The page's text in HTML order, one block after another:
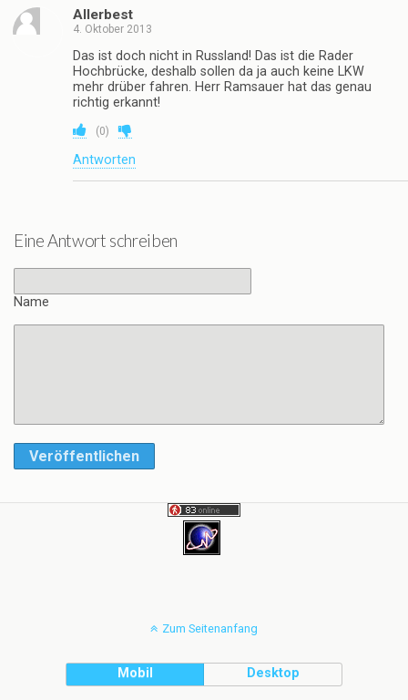
Allerbest
4. Oktober 2013
Das ist doch nicht in Russland! Das ist die Rader
Hochbrücke, deshalb sollen da ja auch keine LKW
mehr drüber fahren. Herr Ramsauer hat das genau
richtig erkannt!
(0)
Antworten
Eine Antwort schreiben
Name
Veröffentlichen
Zum Seitenanfang
Mobil Desktop